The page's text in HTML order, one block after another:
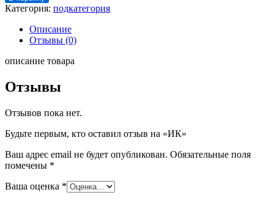
ИК
Категория: подкатегория
Описание
Отзывы (0)
описание товара
Отзывы
Отзывов пока нет.
Будьте первым, кто оставил отзыв на «ИК»
Ваш адрес email не будет опубликован. Обязательные поля
помечены *
Ваша оценка *